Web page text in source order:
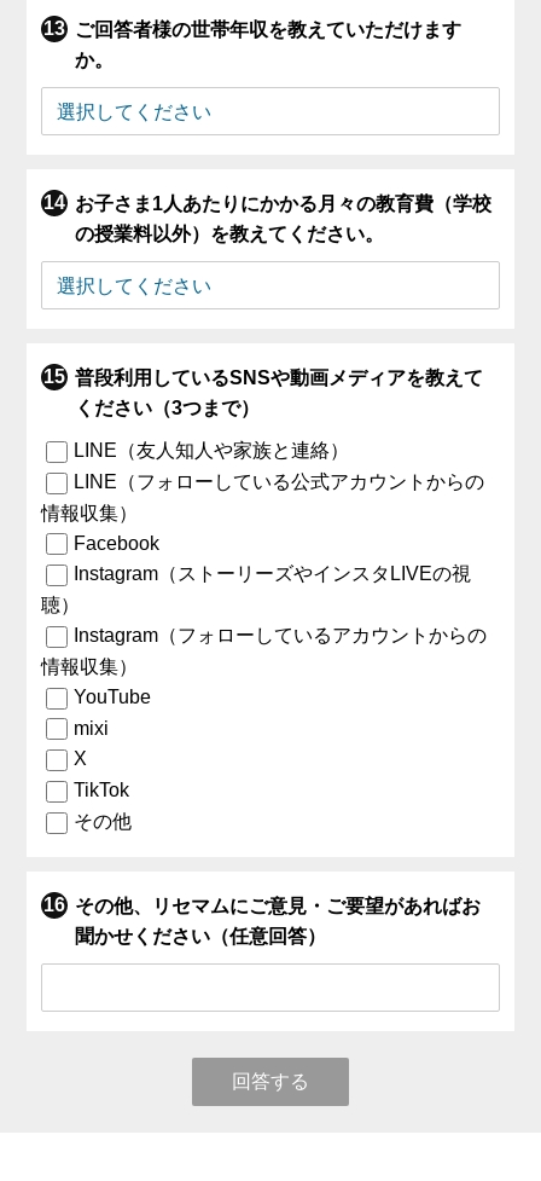
ご回答者様の世帯年収を教えていただけます
か。
お子さま1人あたりにかかる月々の教育費（学校
の授業料以外）を教えてください。
普段利用しているSNSや動画メディアを教えて
ください（3つまで）
LINE（友人知人や家族と連絡）
LINE（フォローしている公式アカウントからの
情報収集）
Facebook
Instagram（ストーリーズやインスタLIVEの視
聴）
Instagram（フォローしているアカウントからの
情報収集）
YouTube
mixi
X
TikTok
その他
その他、リセマムにご意見・ご要望があればお
聞かせください（任意回答）
回答する